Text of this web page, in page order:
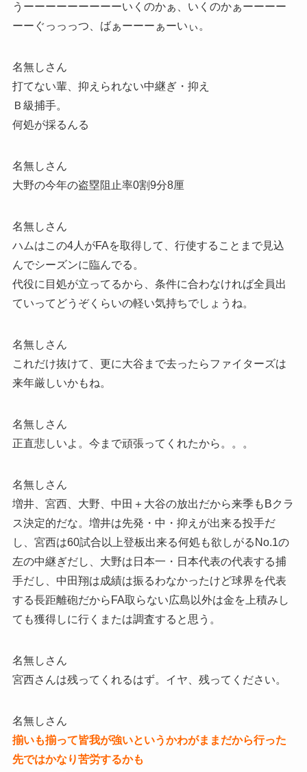
うーーーーーーーーーいくのかぁ、いくのかぁーーーー
ーーぐっっっつ、ばぁーーーぁーいぃ。
名無しさん
打てない輩、抑えられない中継ぎ・抑え
Ｂ級捕手。
何処が採るんる
名無しさん
大野の今年の盗塁阻止率0割9分8厘
名無しさん
ハムはこの4人がFAを取得して、行使することまで見込
んでシーズンに臨んでる。
代役に目処が立ってるから、条件に合わなければ全員出
ていってどうぞくらいの軽い気持ちでしょうね。
名無しさん
これだけ抜けて、更に大谷まで去ったらファイターズは
来年厳しいかもね。
名無しさん
正直悲しいよ。今まで頑張ってくれたから。。。
名無しさん
増井、宮西、大野、中田＋大谷の放出だから来季もBクラ
ス決定的だな。増井は先発・中・抑えが出来る投手だ
し、宮西は60試合以上登板出来る何処も欲しがるNo.1の
左の中継ぎだし、大野は日本一・日本代表の代表する捕
手だし、中田翔は成績は振るわなかったけど球界を代表
する長距離砲だからFA取らない広島以外は金を上積みし
ても獲得しに行くまたは調査すると思う。
名無しさん
宮西さんは残ってくれるはず。イヤ、残ってください。
名無しさん
揃いも揃って皆我が強いというかわがままだから行った
先ではかなり苦労するかも